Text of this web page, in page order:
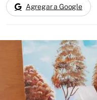
Agregar a Google